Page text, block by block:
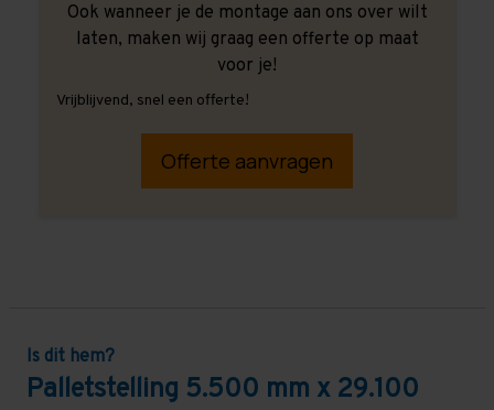
Ook wanneer je de montage aan ons over wilt
laten, maken wij graag een offerte op maat
voor je!
Vrijblijvend, snel een offerte!
Offerte aanvragen
Is dit hem?
Palletstelling 5.500 mm x 29.100